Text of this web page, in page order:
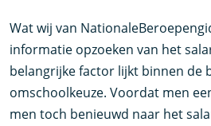
Wat wij van
informatie opzoeken van het
belangrijke factor lijkt binnen de
omschoolkeuze. Voordat men
men toch benieuwd naar het